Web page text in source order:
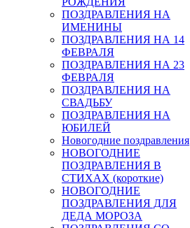
ПОЗДРАВЛЕНИЯ НА
ИМЕНИНЫ
ПОЗДРАВЛЕНИЯ НА 14
ФЕВРАЛЯ
ПОЗДРАВЛЕНИЯ НА 23
ФЕВРАЛЯ
ПОЗДРАВЛЕНИЯ НА
СВАДЬБУ
ПОЗДРАВЛЕНИЯ НА
ЮБИЛЕЙ
Новогодние поздравления
НОВОГОДНИЕ
ПОЗДРАВЛЕНИЯ В
СТИХАХ (короткие)
НОВОГОДНИЕ
ПОЗДРАВЛЕНИЯ ДЛЯ
ДЕДА МОРОЗА